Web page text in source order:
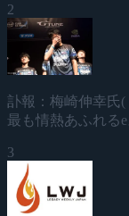
2
訃報：梅崎伸幸氏(
最も情熱あふれる
3